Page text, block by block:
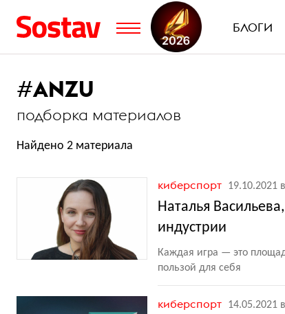
БЛОГИ
#ANZU
подборка материалов
Найдено 2 материала
киберспорт 19.10.2021
Наталья
индустрии
Каждая игра — это
пользой для себя
киберспорт 14.05.2021